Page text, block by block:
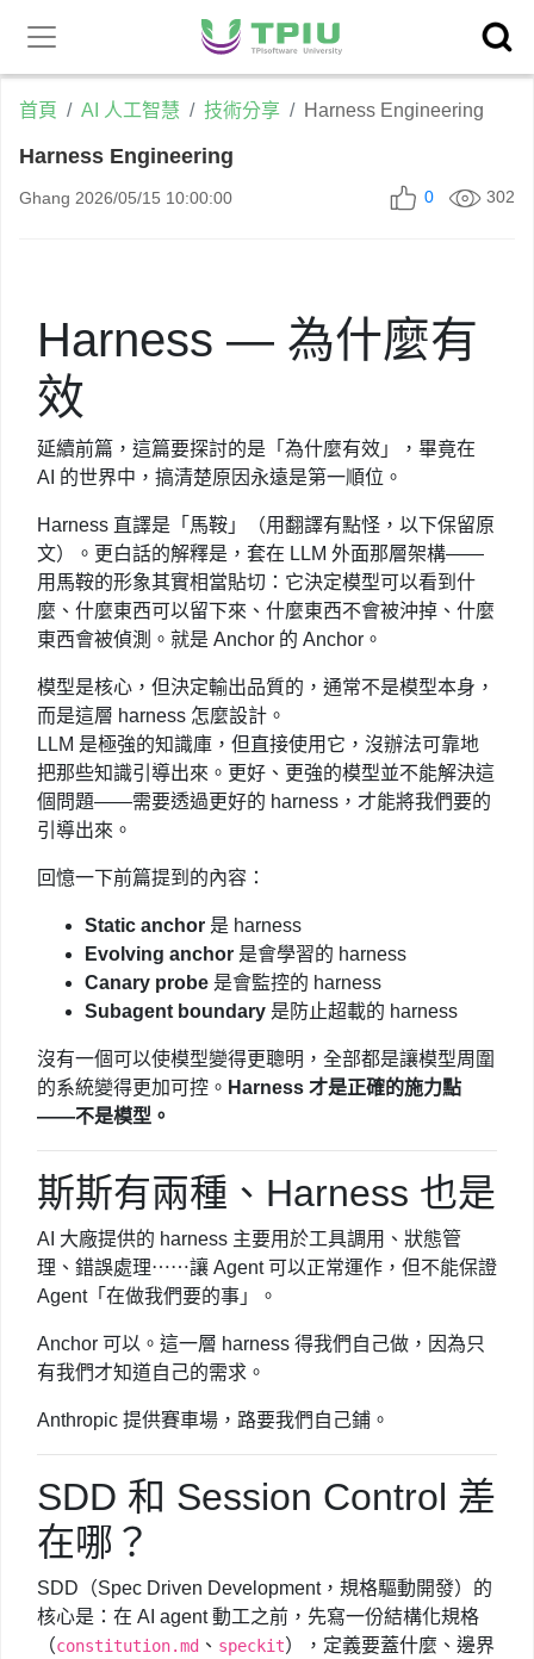
網
產品中心
首頁 AI 人工智慧 技術分享 Harness Engineering
Harness Engineering
Ghang 2026/05/15 10:00:00 0 302
Harness — 為什麼有
效
延續前篇，這篇要探討的是「為什麼有效」，畢竟在
AI 的世界中，搞清楚原因永遠是第一順位。
Harness 直譯是「馬鞍」（用翻譯有點怪，以下保留原
文）。更白話的解釋是，套在 LLM 外面那層架構——
用馬鞍的形象其實相當貼切：它決定模型可以看到什
麼、什麼東西可以留下來、什麼東西不會被沖掉、什麼
東西會被偵測。就是 Anchor 的 Anchor。
模型是核心，但決定輸出品質的，通常不是模型本身，
而是這層 harness 怎麼設計。
LLM 是極強的知識庫，但直接使用它，沒辦法可靠地
把那些知識引導出來。更好、更強的模型並不能解決這
個問題——需要透過更好的 harness，才能將我們要的
引導出來。
回憶一下前篇提到的內容：
Static anchor 是 harness
Evolving anchor 是會學習的 harness
Canary probe 是會監控的 harness
Subagent boundary 是防止超載的 harness
沒有一個可以使模型變得更聰明，全部都是讓模型周圍
的系統變得更加可控。 Harness 才是正確的施力點
——不是模型。
斯斯有兩種、Harness 也是
AI 大廠提供的 harness 主要用於工具調用、狀態管
理、錯誤處理⋯⋯讓 Agent 可以正常運作，但不能保證
Agent「在做我們要的事」。
Anchor 可以。這一層 harness 得我們自己做，因為只
有我們才知道自己的需求。
Anthropic 提供賽車場，路要我們自己鋪。
SDD 和 Session Control 差
在哪？
SDD（Spec Driven Development，規格驅動開發）的
核心是：在 AI agent 動工之前，先寫一份結構化規格
（constitution.md 、 speckit），定義要蓋什麼、邊界